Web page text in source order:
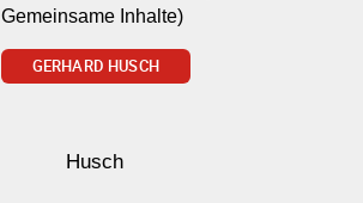
Gemeinsame Inhalte)
GERHARD HUSCH
Husch